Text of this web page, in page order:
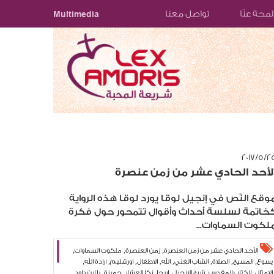
لمحة عنّا تواصل معنا Multimedia
٢٠١٧
الحادي عشر من زمن عنصرة
النّص في إنجيل لوقا يورد لوقا هذه الرواية
لسلسة أحداث وأقوال تتمحور حول فكرة
السماوات...
الأحد الحادي عشر من زمن العنصرة, زمن العنصرة, ملكوت السماوات,
يسوع, المسيح, الصلاة, الشاب الغني, الله, الاطفال, اورشليم, ارادة الله,
,
,
,
,
,
,